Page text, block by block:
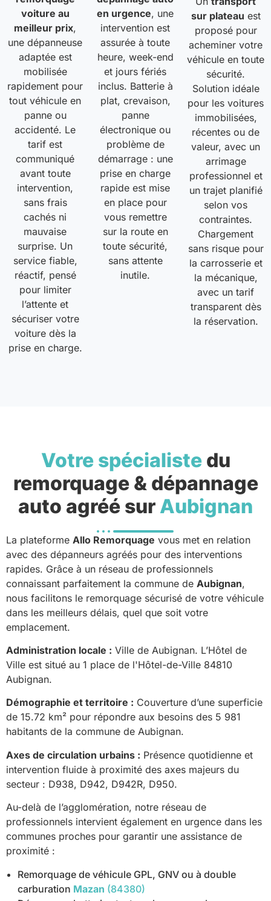
voiture au
meilleur prix,
une dépanneuse
adaptée est
mobilisée
rapidement pour
tout véhicule en
panne ou
accidenté. Le
tarif est
communiqué
avant toute
intervention,
sans frais
cachés ni
mauvaise
surprise. Un
service fiable,
réactif, pensé
pour limiter
l’attente et
sécuriser votre
voiture dès la
prise en charge.
en urgence, une
intervention est
assurée à toute
heure, week-end
et jours fériés
inclus. Batterie à
plat, crevaison,
panne
électronique ou
problème de
démarrage : une
prise en charge
rapide est mise
en place pour
vous remettre
sur la route en
toute sécurité,
sans attente
inutile.
sur plateau est
proposé pour
acheminer votre
véhicule en toute
sécurité.
Solution idéale
pour les voitures
immobilisées,
récentes ou de
valeur, avec un
arrimage
professionnel et
un trajet planifié
selon vos
contraintes.
Chargement
sans risque pour
la carrosserie et
la mécanique,
avec un tarif
transparent dès
la réservation.
Votre spécialistedu
remorquage & dépannage
auto agréé sur Aubignan
La plateforme Allo Remorquage vous met en relation
avec des dépanneurs agréés pour des interventions
rapides. Grâce à un réseau de professionnels
connaissant parfaitement la commune de Aubignan,
nous facilitons le remorquage sécurisé de votre véhicule
dans les meilleurs délais, quel que soit votre
emplacement.
Administration locale : Ville de Aubignan. L’Hôtel de
Ville est situé au 1 place de l'Hôtel-de-Ville 84810
Aubignan.
Démographie et territoire : Couverture d’une superficie
de 15.72 km² pour répondre aux besoins des 5 981
habitants de la commune de Aubignan.
Axes de circulation urbains : Présence quotidienne et
intervention fluide à proximité des axes majeurs du
secteur : D938, D942, D942R, D950.
Au-delà de l’agglomération, notre réseau de
professionnels intervient également en urgence dans les
communes proches pour garantir une assistance de
proximité :
Remorquage de véhicule GPL, GNV ou à double
carburation Mazan (84380)